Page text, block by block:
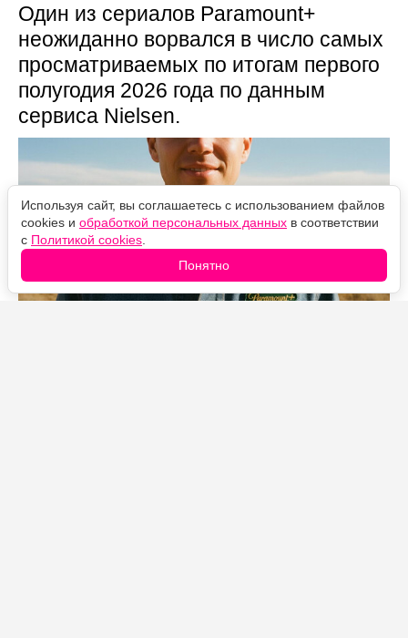
Один из сериалов Paramount+
неожиданно ворвался в число самых
просматриваемых по итогам первого
полугодия 2026 года по данным
сервиса Nielsen.
Используя сайт, вы соглашаетесь с использованием файлов
cookies и обработкой персональных данных в соответствии
с Политикой cookies
Понятно